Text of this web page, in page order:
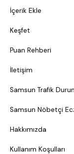
İçerik Ekle
Keşfet
Puan Rehberi
İletişim
Samsun Trafik
Samsun Nöbetçi
Hakkımızda
Kullanım Koşulları